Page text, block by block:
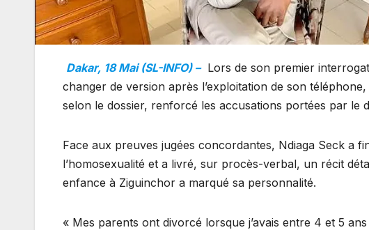
Dakar, 18 Mai (SL-INFO) – Lors de son premier
changer de version après l’exploitation de son
selon le dossier, renforcé les accusations portées par le
Face aux preuves jugées concordantes, Ndiaga Seck a
l’homosexualité et a livré, sur procès-verbal, un récit
enfance à Ziguinchor a marqué sa personnalité.
« Mes parents ont divorcé lorsque j’avais entre 4 et 5